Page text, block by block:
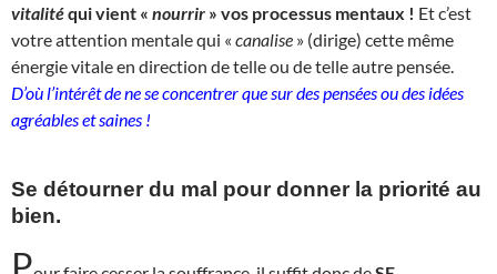
vitalitéqui vient « nourrir » vos processus mentaux ! Et c’est
votre attention mentale qui « canalise » (dirige) cette même
énergie vitale en direction de telle ou de telle autre pensée.
D’où l’intérêt de ne se concentrer que sur des pensées ou des idées
agréables et saines !
Se détourner du mal pour donner la priorité au
bien.
P